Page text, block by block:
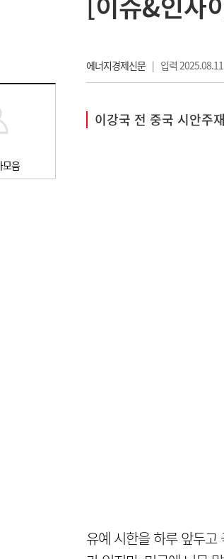
모음
에너지경제신문| 입력
이강국 전 중국 시안주
유예 시한을 하루 앞두